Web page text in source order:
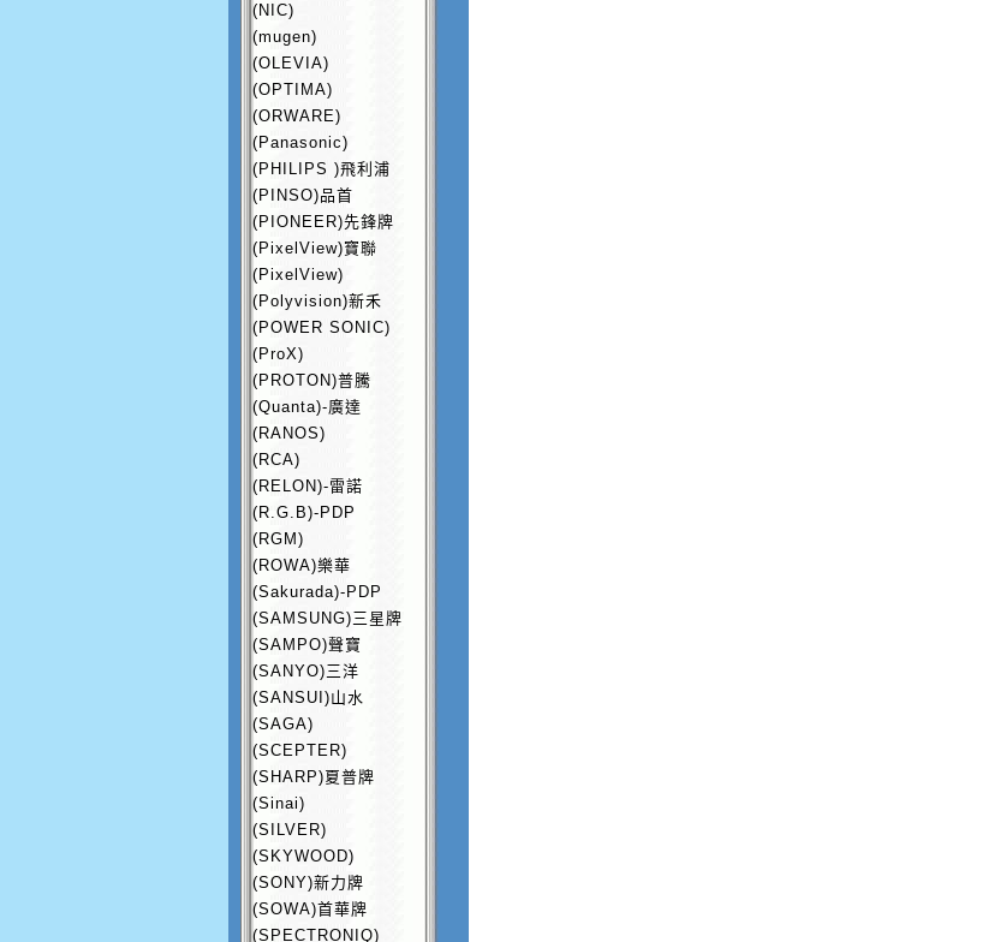
(NIC)
(mugen)
(OLEVIA)
(OPTIMA)
(ORWARE)
(Panasonic)
(PHILIPS )飛利浦
(PINSO)品首
(PIONEER)先鋒牌
(PixelView)寶聯
(PixelView)
(Polyvision)新禾
(POWER SONIC)
(ProX)
(PROTON)普騰
(Quanta)-廣達
(RANOS)
(RCA)
(RELON)-雷諾
(R.G.B)-PDP
(RGM)
(ROWA)樂華
(Sakurada)-PDP
(SAMSUNG)三星牌
(SAMPO)聲寶
(SANYO)三洋
(SANSUI)山水
(SAGA)
(SCEPTER)
(SHARP)夏普牌
(Sinai)
(SILVER)
(SKYWOOD)
(SONY)新力牌
(SOWA)首華牌
(SPECTRONIQ)